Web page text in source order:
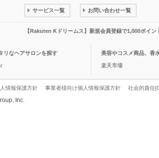
サービス一覧 お問い合わせ一覧
【Rakuten Kドリームス】新規会員登録で1,000ポイン
リなヘアサロンを探す 美容やコスメ商品、香
楽天市場
情報保護方針 事業者様向け個人情報保護方針 社会的責任
Inc.